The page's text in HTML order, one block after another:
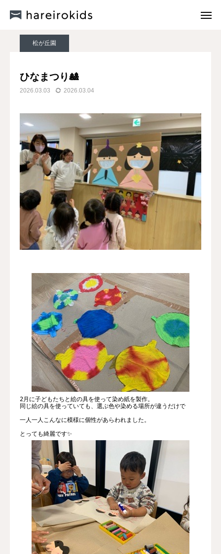
新着情報 松が丘園
松が丘園
ひなまつり🎎
2026.03.03 2026.03.04
2月に子どもたちと絵の具を使って染め紙を製作。
同じ絵の具を使っていても、選ぶ色や染める場所が違うだけで
一人一人こんなに模様に個性があらわれました。
とっても綺麗です✨
新着情報
各園紹介
入園案内・お問い合わせ
運営法人・系列園紹介